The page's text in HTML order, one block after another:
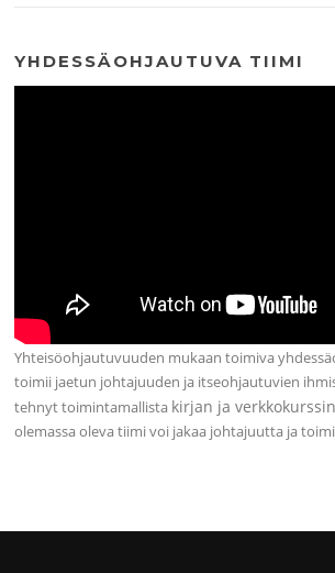
YHDESSÄOHJAUTUVA TIIMI
Yhteisöohjautuvuuden mukaan toimiva
toimii jaetun johtajuuden ja itseohjautuvien
tehnyt toimintamallista kirjan ja verkkokurssin
olemassa oleva tiimi voi jakaa johtajuutta ja